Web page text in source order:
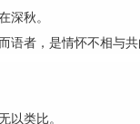
深秋。
语者，是情怀不相与共
以类比。